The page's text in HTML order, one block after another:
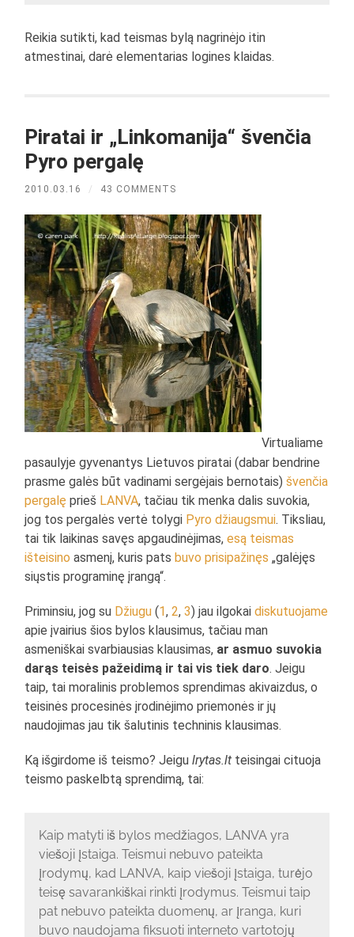
Reikia sutikti, kad teismas bylą nagrinėjo itin
atmestinai, darė elementarias logines klaidas.
Piratai ir „Linkomanija“ švenčia
Pyro pergalę
2010.03.16 / 43 COMMENTS
Virtualiame
pasaulyje gyvenantys Lietuvos piratai (dabar bendrine
prasme galės būt vadinami sergėjais bernotais)švenčia
pergalę prieš LANVA, tačiau tik menka dalis suvokia,
jog tos pergalės vertė tolygi Pyro džiaugsmui. Tiksliau,
tai tik laikinas savęs apgaudinėjimas,esą teismas
išteisino asmenį, kuris patsbuvo prisipažinęs „galėjęs
siųstis programinę įrangą“.
Priminsiu, jog su Džiugu (1,2,3) jau ilgokaidiskutuojame
apie įvairius šios bylos klausimus, tačiau man
asmeniškai svarbiausias klausimas, ar asmuo suvokia
darąs teisės pažeidimą ir tai vis tiek daro. Jeigu
taip, tai moralinis problemos sprendimas akivaizdus, o
teisinės procesinės įrodinėjimo priemonės ir jų
naudojimas jau tik šalutinis techninis klausimas.
Ką išgirdome iš teismo? Jeigulrytas.lt teisingai cituoja
teismo paskelbtą sprendimą, tai:
Kaip matyti iš bylos medžiagos, LANVA yra
viešoji įstaiga. Teismui nebuvo pateikta
įrodymų, kad LANVA, kaip viešoji įstaiga, turėjo
teisę savarankiškai rinkti įrodymus. Teismui taip
pat nebuvo pateikta duomenų, ar įranga, kuri
buvo naudojama fiksuoti interneto vartotojų